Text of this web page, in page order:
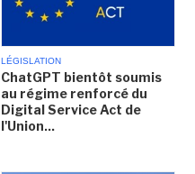
LÉGISLATION
ChatGPT bientôt soumis
au régime renforcé du
Digital Service Act de
l'Union...